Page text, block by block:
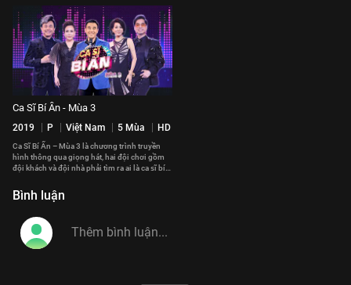
Ca Sĩ Bí Ẩn - Mùa 3
2019 P Việt Nam 5 Mùa HD
Ca Sĩ Bí Ẩn – Mùa 3 là chương trình truyền
hình thông qua giọng hát, hai đội chơi gồm
đội khách và đội nhà phải tìm ra ai là ca sĩ bí
Bình luận